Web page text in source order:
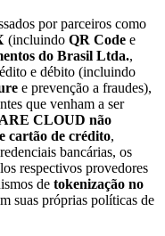
por parceiros como
(incluindo QR Code e
do Brasil Ltda.,
e débito (incluindo
e prevenção a fraudes),
que venham a ser
CLOUD não
cartão de crédito,
bancárias, os
respectivos provedores
de tokenização no
suas próprias políticas de